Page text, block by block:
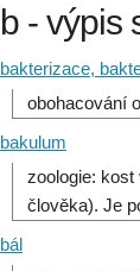
b - výpis
bakterizace,
obohacování
bakulum
zoologie:
člověka). Je
bál